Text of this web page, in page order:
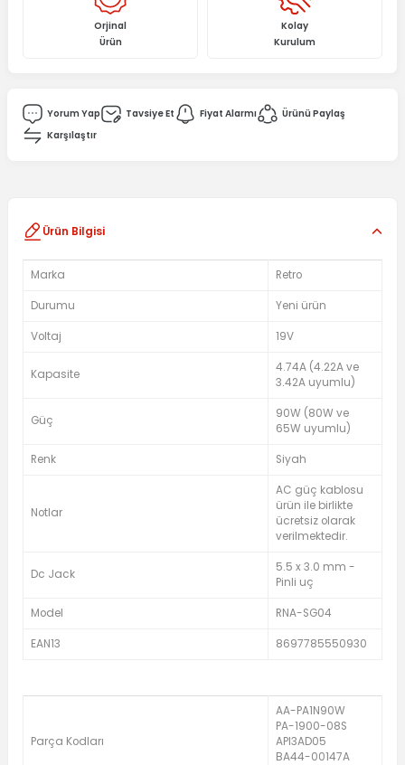
Orjinal
Ürün
Kolay
Kurulum
Yorum Yap Tavsiye Et Fiyat Alarmı
Ürünü Paylaş
Karşılaştır
Ürün Bilgisi
Marka Retro
Durumu Yeni ürün
Voltaj 19V
Kapasite
4.74A (4.22A ve
3.42A uyumlu)
Güç
90W (80W ve
65W uyumlu)
Renk Siyah
Notlar
AC güç kablosu
ürün ile birlikte
ücretsiz olarak
verilmektedir.
Dc Jack
5.5 x 3.0 mm -
Pinli uç
Model RNA-SG04
EAN13 8697785550930
Parça Kodları
AA-PA1N90W
PA-1900-08S
API3AD05
BA44-00147A